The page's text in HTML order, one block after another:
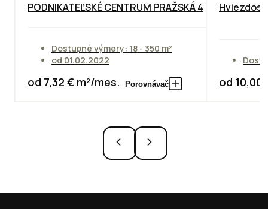
PODNIKATEĽSKÉ CENTRUM PRAŽSKÁ 4
Dostupné výmery: 18 - 350 m²
od 01.02.2022
od 7,32 € m²/mes. Porovnávač od 10,00